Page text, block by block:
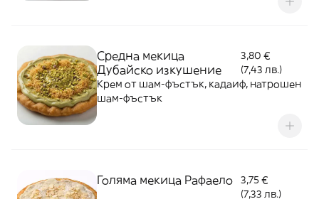
Средна мекица
Дубайско изкушение
3,80 €
(7,43 лв.)
Крем от шам-фъстък, кадаиф, натрошен
шам-фъстък
Голяма мекица Рафаело
3,75 €
(7,33 лв.)